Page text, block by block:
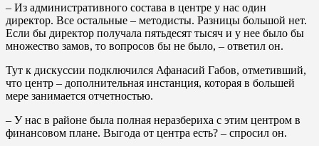
– Из административного состава в центре у нас один
директор. Все остальные – методисты. Разницы большой нет.
Если бы директор получала пятьдесят тысяч и у нее было бы
множество замов, то вопросов бы не было, – ответил он.
Тут к дискуссии подключился Афанасий Габов, отметивший,
что центр – дополнительная инстанция, которая в большей
мере занимается отчетностью.
– У нас в районе была полная неразбериха с этим центром в
финансовом плане. Выгода от центра есть? – спросил он.